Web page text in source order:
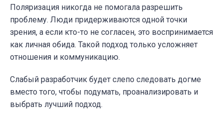
Поляризация никогда не помогала разрешить
проблему. Люди придерживаются одной точки
зрения, а если кто-то не согласен, это воспринимается
как личная обида. Такой подход только усложняет
отношения и коммуникацию.
Слабый разработчик будет слепо следовать догме
вместо того, чтобы подумать, проанализировать и
выбрать лучший подход.